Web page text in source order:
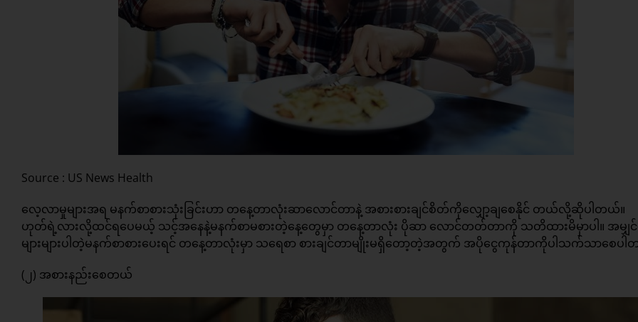
Source : US News Health
လေ့လာမှုများအရ မနက်စာစားသုံးခြင်းဟာ တနေ့တာလုံးဆာလောင်တာနဲ့ အစားစားချင်စိတ်ကိုလျှော့ချစေနိုင် တယ်လို့ဆိုပါတယ်။
ဟုတ်ရဲ့လားလို့ထင်ရပေမယ့် သင့်အနေနဲ့မနက်စာမစားတဲ့နေ့တွေမှာ တနေ့တာလုံး ပိုဆာ လောင်တတ်တာကို သတိထားမိမှာပါ။ အမျှင်
များများပါတဲ့မနက်စာစားပေးရင် တနေ့တာလုံးမှာ သရေစာ စားချင်တာမျိုးမရှိတော့တဲ့အတွက် အပိုငွေကုန်တာကိုပါသက်သာစေပါ
(၂) အစားနည်းစေတယ်